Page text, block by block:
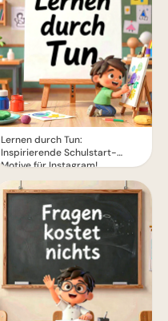
Lernen durch Tun:
Inspirierende Schulstart-
Motive für Instagram!